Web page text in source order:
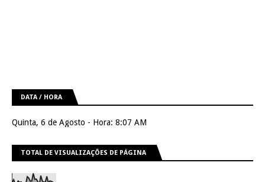
DATA / HORA
Quinta, 6 de Agosto - Hora: 8:07 AM
TOTAL DE VISUALIZAÇÕES DE PÁGINA